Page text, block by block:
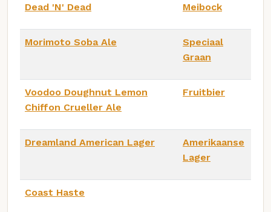
Dead 'N' Dead Meibock
Morimoto Soba Ale
Speciaal
Graan
Voodoo Doughnut Lemon
Chiffon Crueller Ale
Fruitbier
Dreamland American Lager
Amerikaanse
Lager
Coast Haste